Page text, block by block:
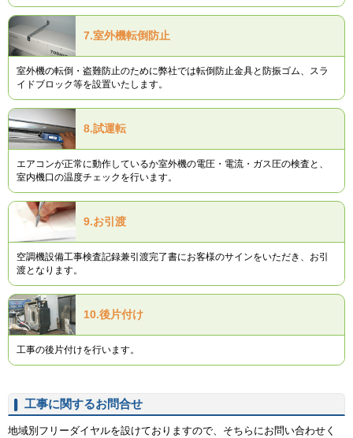
7.室外機転倒防止
室外機の転倒・盗難防止のために弊社では転倒防止金具と防振ゴム、スラ
イドブロック等を設置いたします。
8.試運転
エアコンが正常に動作しているか室外機の電圧・電流・ガス圧の検査と、
室内機口の温度チェックを行います。
9.お引渡
空調機設備工事検査記録兼引渡完了書にお客様のサインをいただき、お引
渡となります。
10.後片付け
工事の後片付けを行います。
工事に関するお問合せ
地域別フリーダイヤルを設けておりますので、そちらにお問い合わせく